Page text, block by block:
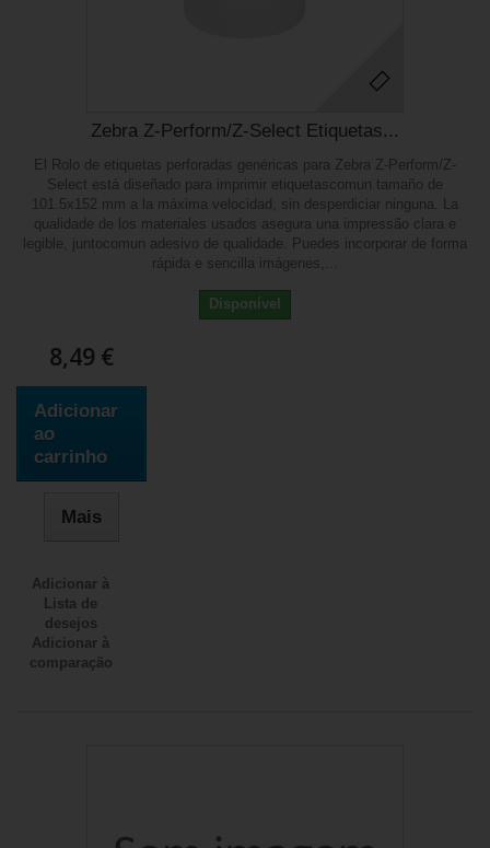
Zebra Z-Perform/Z-Select Etiquetas...
El Rolo de etiquetas perforadas genéricas para Zebra Z-Perform/Z-
Select está diseñado para imprimir etiquetascomun tamaño de
101.5x152 mm a la máxima velocidad, sin desperdiciar ninguna. La
qualidade de los materiales usados asegura una impressão clara e
legible, juntocomun adesivo de qualidade. Puedes incorporar de forma
rápida e sencilla imágenes,...
Disponível
8,49 €
Adicionar
ao
carrinho
Mais
Adicionar à
Lista de
desejos
Adicionar à
comparação